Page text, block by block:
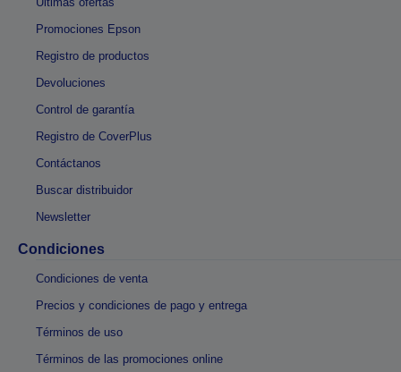
Promociones Epson
Registro de productos
Devoluciones
Control de garantía
Registro de CoverPlus
Contáctanos
Buscar distribuidor
Newsletter
Condiciones
Condiciones de venta
Precios y condiciones de pago y entrega
Términos de uso
Términos de las promociones online